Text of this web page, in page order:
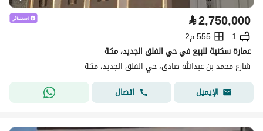
⃁2,750,000
1
555 م2
عمارة سكنية للبيع في حي الفلق الجديد، مكة
شارع محمد بن عبدالله صادق، حي الفلق الجديد، مكة
الإيميل
اتصال